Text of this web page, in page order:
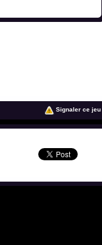
Signaler ce jeu